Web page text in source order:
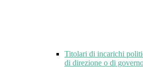
Titolari di incarichi
di direzione o di